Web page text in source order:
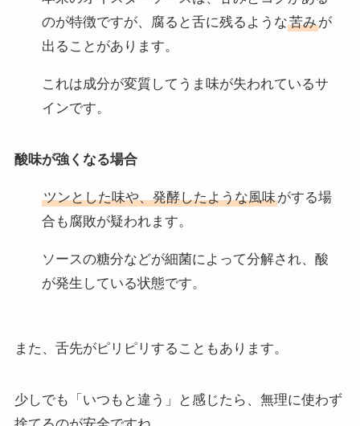
のが特徴ですが、腐ると舌に残るような苦みが
出ることがあります。
これは成分が変質してうま味が失われているサ
インです。
酸味が強くなる場合
ツンとした味や、発酵したような風味がする場
合も腐敗が疑われます。
ソースの糖分などが細菌によって分解され、酸
が発生している状態です。
また、舌先がピリピリすることもあります。
少しでも「いつもと違う」と感じたら、無理に使わず